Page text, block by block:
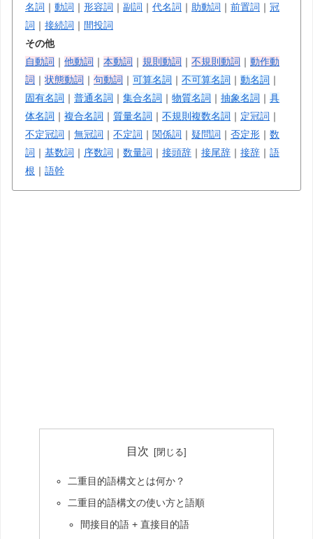
名詞 ｜ 動詞 ｜ 形容詞 ｜ 副詞 ｜ 代名詞 ｜ 助動詞 ｜ 前置詞 ｜ 冠
詞 ｜ 接続詞 ｜ 間投詞
その他
自動詞 ｜ 他動詞 ｜ 本動詞 ｜ 規則動詞 ｜ 不規則動詞 ｜ 動作動
詞 ｜ 状態動詞 ｜ 句動詞 ｜ 可算名詞 ｜ 不可算名詞 ｜ 動名詞 ｜
固有名詞 ｜ 普通名詞 ｜ 集合名詞 ｜ 物質名詞 ｜ 抽象名詞 ｜ 具
体名詞 ｜ 複合名詞 ｜ 質量名詞 ｜ 不規則複数名詞 ｜ 定冠詞 ｜
不定冠詞 ｜ 無冠詞 ｜ 不定詞 ｜ 関係詞 ｜ 疑問詞 ｜ 否定形 ｜ 数
詞 ｜ 基数詞 ｜ 序数詞 ｜ 数量詞 ｜ 接頭辞 ｜ 接尾辞 ｜ 接辞 ｜ 語
根 ｜ 語幹
目次
二重目的語構文とは何か？
二重目的語構文の使い方と語順
間接目的語 + 直接目的語